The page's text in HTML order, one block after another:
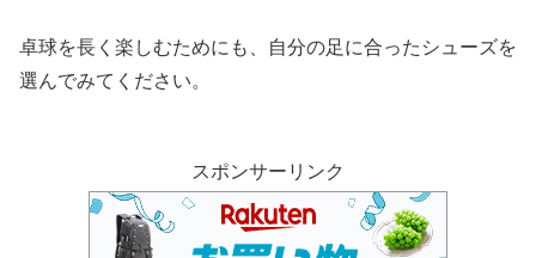
卓球を長く楽しむためにも、自分の足に合ったシューズを
選んでみてください。
スポンサーリンク